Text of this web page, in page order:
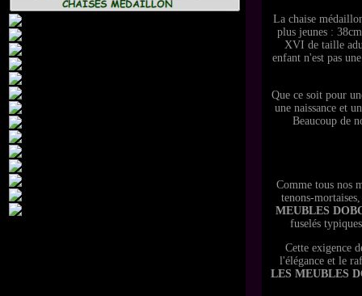
La chaise
plus jeunes :
XVI de taille
enfant n'est pas
Que ce soit pour
une naissance et
Beaucoup de
Comme tous nos
tenons-
MEUBLES
fuselés
Cette exigence
l'élégance et le
LES MEUBLES